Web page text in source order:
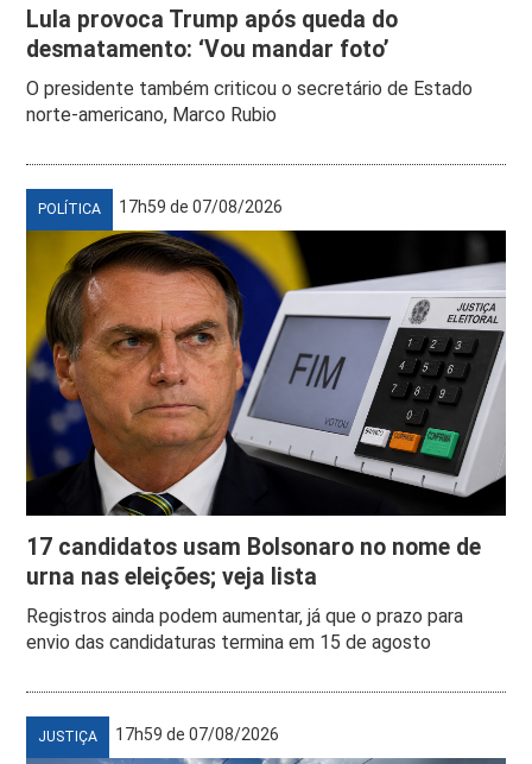
Lula provoca Trump após queda do
desmatamento: ‘Vou mandar foto’
O presidente também criticou o secretário de Estado
norte-americano, Marco Rubio
POLÍTICA 17h59 de 07/08/2026
17 candidatos usam Bolsonaro no nome de
urna nas eleições; veja lista
Registros ainda podem aumentar, já que o prazo para
envio das candidaturas termina em 15 de agosto
JUSTIÇA 17h59 de 07/08/2026